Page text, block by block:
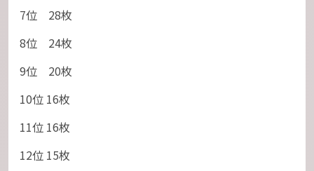
7位 28枚
8位 24枚
9位 20枚
10位 16枚
11位 16枚
12位 15枚